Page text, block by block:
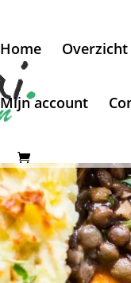
Home
Mijn account